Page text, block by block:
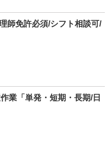
師免許必須/シフト相談可/
業「単発・短期・長期/日